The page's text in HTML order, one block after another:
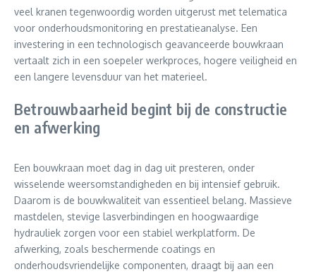
veel kranen tegenwoordig worden uitgerust met telematica
voor onderhoudsmonitoring en prestatieanalyse. Een
investering in een technologisch geavanceerde bouwkraan
vertaalt zich in een soepeler werkproces, hogere veiligheid en
een langere levensduur van het materieel.
Betrouwbaarheid begint bij de constructie
en afwerking
Een bouwkraan moet dag in dag uit presteren, onder
wisselende weersomstandigheden en bij intensief gebruik.
Daarom is de bouwkwaliteit van essentieel belang. Massieve
mastdelen, stevige lasverbindingen en hoogwaardige
hydrauliek zorgen voor een stabiel werkplatform. De
afwerking, zoals beschermende coatings en
onderhoudsvriendelijke componenten, draagt bij aan een